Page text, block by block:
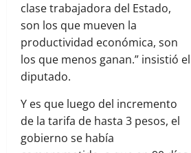
clase trabajadora del Estado,
son los que mueven la
productividad económica, son
los que menos ganan.” insistió el
diputado.
Y es que luego del incremento
de la tarifa de hasta 3 pesos, el
gobierno se había